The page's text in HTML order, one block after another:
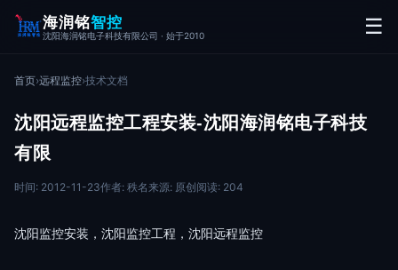
海润铭智控
沈阳海润铭电子科技有限公司 · 始于2010 ☰
首页›远程监控›技术文档
沈阳远程监控工程安装-沈阳海润铭电子科技
有限
时间: 2012-11-23作者: 秩名来源: 原创阅读: 204
沈阳监控安装，沈阳监控工程，沈阳远程监控